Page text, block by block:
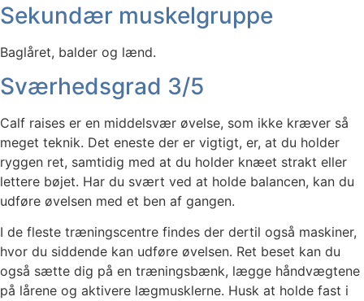
Sekundær muskelgruppe
Baglåret, balder og lænd.
Sværhedsgrad 3/5
Calf raises er en middelsvær øvelse, som ikke kræver så
meget teknik. Det eneste der er vigtigt, er, at du holder
ryggen ret, samtidig med at du holder knæet strakt eller
lettere bøjet. Har du svært ved at holde balancen, kan du
udføre øvelsen med et ben af gangen.
I de fleste træningscentre findes der dertil også maskiner,
hvor du siddende kan udføre øvelsen. Ret beset kan du
også sætte dig på en træningsbænk, lægge håndvægtene
på lårene og aktivere lægmusklerne. Husk at holde fast i